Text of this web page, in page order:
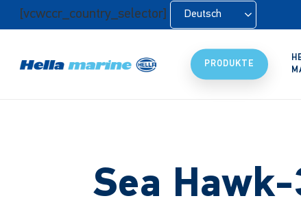
Zum[vcwccr_country_selector] Deutsch
PRODUKTE
Sea